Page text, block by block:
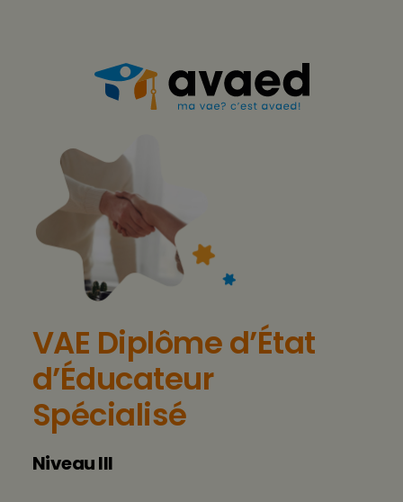
VAE Diplôme d’État
d’Éducateur
Spécialisé
Niveau III